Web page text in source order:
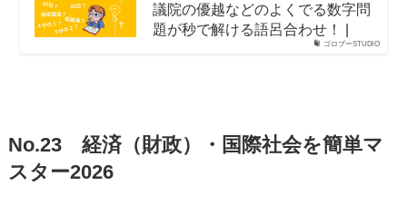
ゴロブーSTUDIO
議院の優越などのよくでる数字問
題が秒で解ける語呂合わせ！ |
No.23 経済（財政）・国際社会を簡単マ
スター2026